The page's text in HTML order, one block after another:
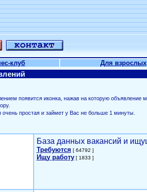
клуб Для взрослых
появится иконка, нажав на которую объявление
очень простая и займет у Вас не больше 1 минуты.
База данных вакансий и
Требуются [ 64792 ]
Ищу работу[ 1833 ]